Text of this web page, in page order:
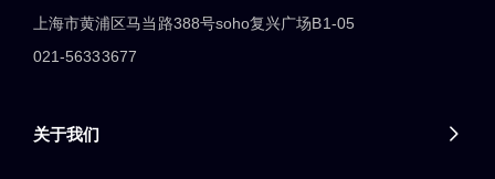
上海市黄浦区马当路388号soho复兴广场B1-05
021-56333677
关于我们 